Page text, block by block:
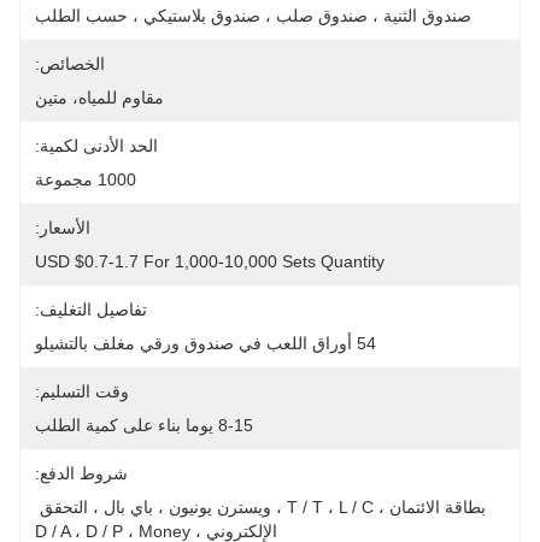
صندوق الثنية ، صندوق صلب ، صندوق بلاستيكي ، حسب الطلب
الخصائص:
مقاوم للمياه، متين
الحد الأدنى لكمية:
1000 مجموعة
الأسعار:
USD $0.7-1.7 For 1,000-10,000 Sets Quantity
تفاصيل التغليف:
54 أوراق اللعب في صندوق ورقي مغلف بالتشيلو
وقت التسليم:
8-15 يوما بناء على كمية الطلب
شروط الدفع:
الإلكتروني ، D / A ، D / P ، Money